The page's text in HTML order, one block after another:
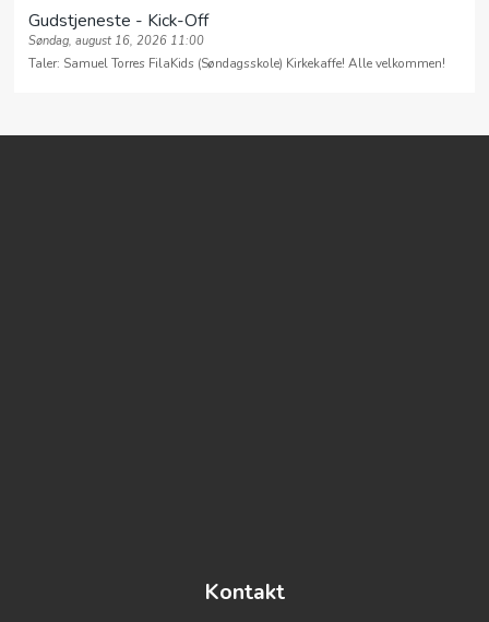
Gudstjeneste - Kick-Off
Søndag, august 16, 2026 11:00
Taler: Samuel Torres FilaKids (Søndagsskole) Kirkekaffe! Alle velkommen!
Kontakt